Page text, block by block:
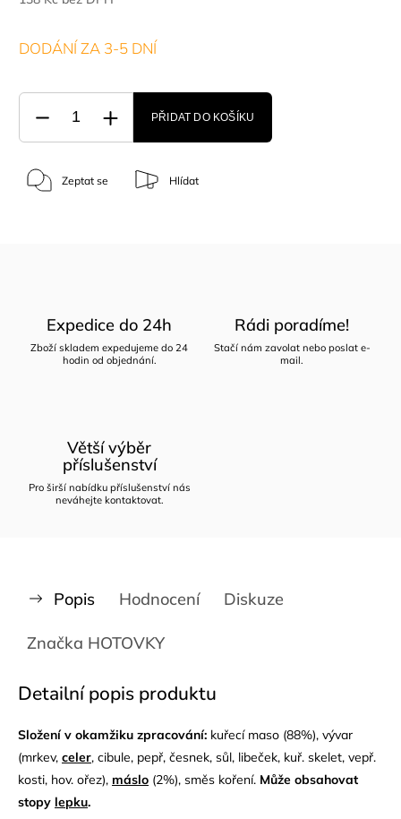
DODÁNÍ ZA 3-5 DNÍ
PŘIDAT DO KOŠÍKU
Zeptat se Hlídat
Expedice do 24h
Zboží skladem expedujeme do 24
hodin od objednání.
Rádi poradíme!
Stačí nám zavolat nebo poslat e-
mail.
Větší výběr
příslušenství
Pro širší nabídku příslušenství nás
neváhejte kontaktovat.
Popis Hodnocení Diskuze
Značka HOTOVKY
Detailní popis produktu
Složení v okamžiku zpracování: kuřecí maso (88%), vývar
(mrkev, celer, cibule, pepř, česnek, sůl, libeček, kuř. skelet, vepř.
kosti, hov. ořez), máslo (2%), směs koření. Může obsahovat
stopy lepku.